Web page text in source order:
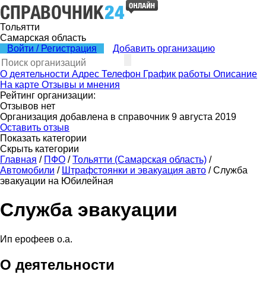
Тольятти
Самарская область
Войти / Регистрация
Добавить организацию
О деятельности Адрес Телефон График работы Описание
На карте Отзывы и мнения
Рейтинг организации:
Отзывов нет
Организация добавлена в справочник 9 августа 2019
Оставить отзыв
Показать категории
Скрыть категории
Главная / ПФО / Тольятти (Самарская область) /
Автомобили / Штрафстоянки и эвакуация авто / Служба
эвакуации на Юбилейная
Служба эвакуации
Ип ерофеев о.а.
О деятельности